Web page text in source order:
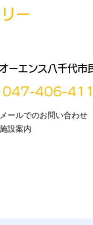
ー
ーエンス八千代市
047-406-
メールでのお問い合わせ
施設案内